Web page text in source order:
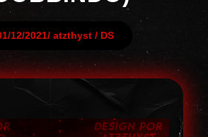
12/2021/ atzthyst / DS